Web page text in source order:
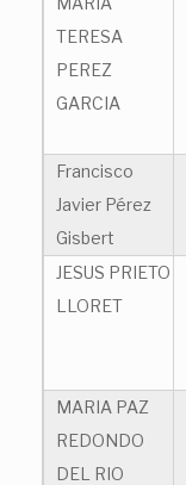
TERESA
PEREZ
GARCIA
Francisco
Javier Pérez
Gisbert
JESUS PRIETO
LLORET
MARIA PAZ
REDONDO
DEL RIO